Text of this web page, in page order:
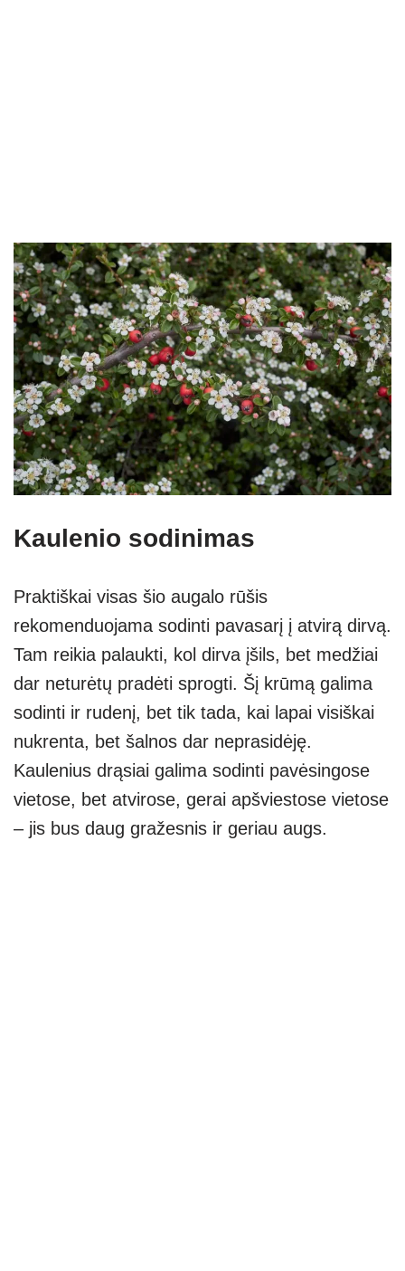
Kaulenio sodinimas
Praktiškai visas šio augalo rūšis
rekomenduojama sodinti pavasarį į atvirą dirvą.
Tam reikia palaukti, kol dirva įšils, bet medžiai
dar neturėtų pradėti sprogti. Šį krūmą galima
sodinti ir rudenį, bet tik tada, kai lapai visiškai
nukrenta, bet šalnos dar neprasidėję.
Kaulenius drąsiai galima sodinti pavėsingose
vietose, bet atvirose, gerai apšviestose vietose
– jis bus daug gražesnis ir geriau augs.